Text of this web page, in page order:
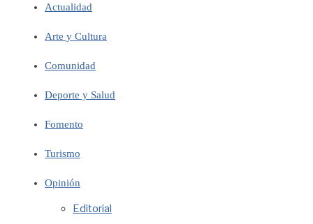
Actualidad
Arte y Cultura
Comunidad
Deporte y Salud
Fomento
Turismo
Opinión
Editorial